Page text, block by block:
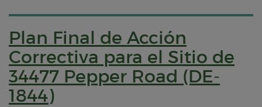
Plan Final de Acción
Correctiva para el Sitio de
34477 Pepper Road (DE-
1844)